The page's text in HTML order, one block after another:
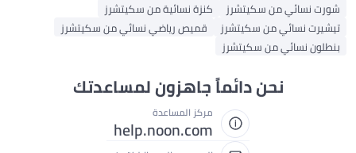
شورت نسائي من سكيتشرز
كنزة نسائية من سكيتشرز
تيشيرت نسائي من سكيتشرز
قميص رياضي نسائي من سكيتشرز
بنطلون نسائي من سكيتشرز
نحن دائماً جاهزون لمساعدتك
مركز المساعدة
help.noon.com